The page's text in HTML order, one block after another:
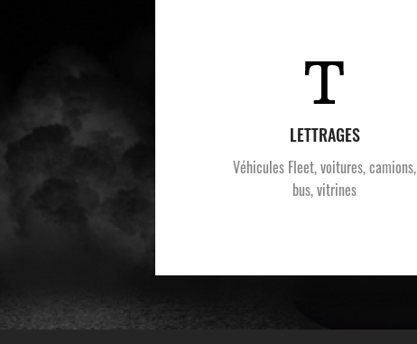
LETTRAGES
Véhicules Fleet, voitures, camions,
bus, vitrines